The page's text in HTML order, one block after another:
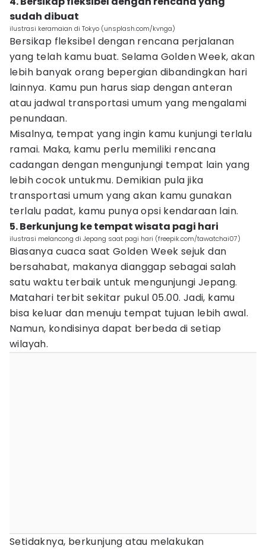
sudah dibuat
ilustrasi keramaian di Tokyo (unsplash.com/kvnga)
Bersikap fleksibel dengan rencana perjalanan
yang telah kamu buat. Selama Golden Week, akan
lebih banyak orang bepergian dibandingkan hari
lainnya. Kamu pun harus siap dengan anteran
atau jadwal transportasi umum yang mengalami
penundaan.
Misalnya, tempat yang ingin kamu kunjungi terlalu
ramai. Maka, kamu perlu memiliki rencana
cadangan dengan mengunjungi tempat lain yang
lebih cocok untukmu. Demikian pula jika
transportasi umum yang akan kamu gunakan
terlalu padat, kamu punya opsi kendaraan lain.
5. Berkunjung ke tempat wisata pagi hari
ilustrasi melancong di Jepang saat pagi hari (freepik.com/tawatchai07)
Biasanya cuaca saat Golden Week sejuk dan
bersahabat, makanya dianggap sebagai salah
satu waktu terbaik untuk mengunjungi Jepang.
Matahari terbit sekitar pukul 05.00. Jadi, kamu
bisa keluar dan menuju tempat tujuan lebih awal.
Namun, kondisinya dapat berbeda di setiap
wilayah.
Setidaknya, berkunjung atau melakukan